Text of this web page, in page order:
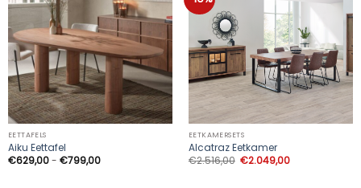
EETTAFELS
Aiku Eettafel
€629,00- €799,00Prijsklasse:
€629,00
EETKAMERSETS
Alcatraz Eetkamer
€2.516,00 Oorspronkelijke
prijs
€2.049,00Huidige